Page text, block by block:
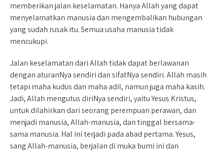
memberikan jalan keselamatan. Hanya Allah yang dapat
menyelamatkan manusia dan mengembalikan hubungan
yang sudah rusak itu. Semua usaha manusia tidak
mencukupi.
Jalan keselamatan dari Allah tidak dapat berlawanan
dengan aturanNya sendiri dan sifatNya sendiri. Allah masih
tetapi maha kudus dan maha adil, namun juga maha kasih.
Jadi, Allah mengutus diriNya sendiri, yaitu Yesus Kristus,
untuk dilahirkan dari seorang perempuan perawan, dan
menjadi manusia, Allah-manusia, dan tinggal bersama-
sama manusia. Hal ini terjadi pada abad pertama. Yesus,
sang Allah-manusia, berjalan di muka bumi ini dan